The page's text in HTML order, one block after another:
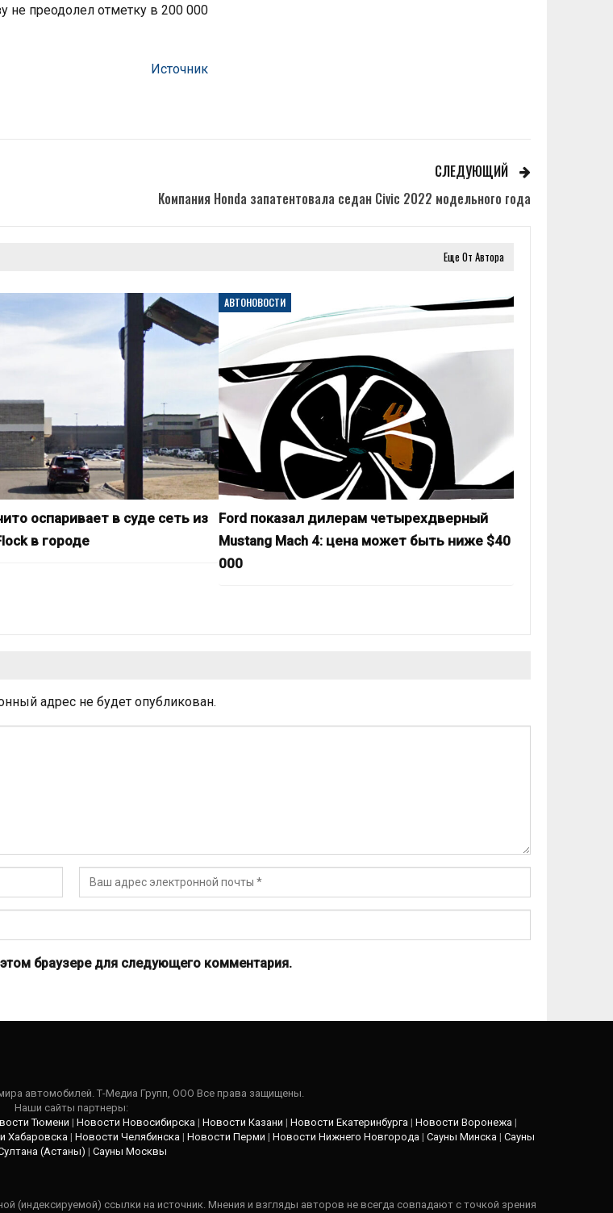
не преодолел отметку в 200 000
Источник
СЛЕДУЮЩИЙ
Компания Honda запатентовала седан Civic 2022 модельного года
Еще От Автора
оспаривает в суде сеть из
в городе
АВТОНОВОСТИ
Ford показал дилерам четырехдверный
Mustang Mach 4: цена может быть ниже $40
000
адрес не будет опубликован.
браузере для следующего комментария.
автомобилей. Т-Медиа Групп, ООО Все права защищены.
Наши сайты партнеры:
Тюмени | Новости Новосибирска | Новости Казани | Новости Екатеринбурга | Новости Воронежа |
Хабаровска | Новости Челябинска | Новости Перми | Новости Нижнего Новгорода | Сауны Минска | Сауны
(Астаны) | Сауны Москвы
(индексируемой) ссылки на источник. Мнения и взгляды авторов не всегда совпадают с точкой зрения